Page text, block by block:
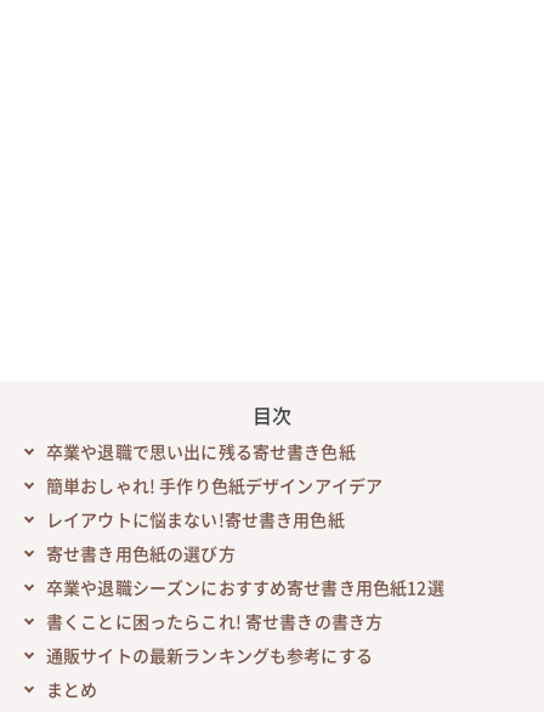
目次
卒業や退職で思い出に残る寄せ書き色紙
簡単おしゃれ! 手作り色紙デザインアイデア
レイアウトに悩まない!寄せ書き用色紙
寄せ書き用色紙の選び方
卒業や退職シーズンにおすすめ寄せ書き用色紙12選
書くことに困ったらこれ! 寄せ書きの書き方
通販サイトの最新ランキングも参考にする
まとめ